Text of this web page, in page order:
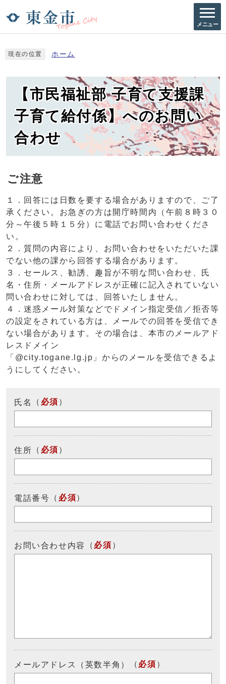
メニュー
現在の位置 ホーム
【市民福祉部 子育て支援課
子育て給付係】へのお問い
合わせ
ご注意
１．回答には日数を要する場合がありますので、ご了
承ください。お急ぎの方は開庁時間内（午前８時３０
分～午後５時１５分）に電話でお問い合わせくださ
い。
２．質問の内容により、お問い合わせをいただいた課
でない他の課から回答する場合があります。
３．セールス、勧誘、趣旨が不明な問い合わせ、氏
名・住所・メールアドレスが正確に記入されていない
問い合わせに対しては、回答いたしません。
４．迷惑メール対策などでドメイン指定受信／拒否等
の設定をされている方は、メールでの回答を受信でき
ない場合があります。その場合は、本市のメールアド
レスドメイン
「@city.togane.lg.jp」からのメールを受信できるよ
うにしてください。
氏名 （ 必須 ）
住所 （ 必須 ）
電話番号 （ 必須）
お問い合わせ内容 （ 必須 ）
メールアドレス（英数半角） （ 必須 ）